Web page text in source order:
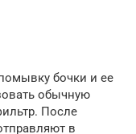
бочки и ее
обычную
После
в